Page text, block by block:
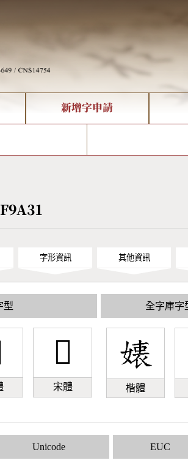
新增字申請
字形資訊 其他資訊
型
󹨱
宋體
全字庫字
楷體
Unicode EUC